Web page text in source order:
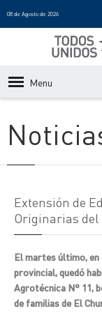
08 de Agosto de 2026
Menu
Extensión de
Originarias del
El martes último, en
provincial, quedó
Agrotécnica N° 11,
de familias de El